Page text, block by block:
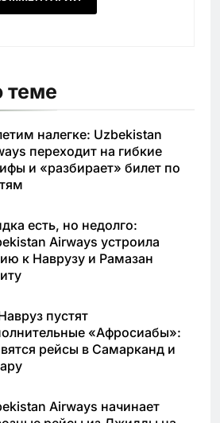
теме
налегке: Uzbekistan
переходит на гибкие
и «разбирает» билет по
есть, но недолго:
Airways устроила
к Наврузу и Рамазан
пустят
«Афросиабы»:
рейсы в Самарканд и
Airways начинает